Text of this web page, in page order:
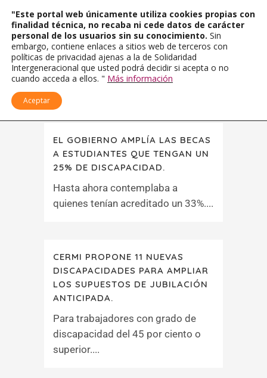
EL GOBIERNO AMPLÍA LAS BECAS
A ESTUDIANTES QUE TENGAN UN
25% DE DISCAPACIDAD.
Hasta ahora contemplaba a
quienes tenían acreditado un 33%....
CERMI PROPONE 11 NUEVAS
DISCAPACIDADES PARA AMPLIAR
LOS SUPUESTOS DE JUBILACIÓN
ANTICIPADA.
Para trabajadores con grado de
discapacidad del 45 por ciento o
superior....
"Este portal web únicamente utiliza cookies propias con
finalidad técnica, no recaba ni cede datos de carácter
personal de los usuarios sin su conocimiento. Sin
embargo, contiene enlaces a sitios web de terceros con
políticas de privacidad ajenas a la de Solidaridad
Intergeneracional que usted podrá decidir si acepta o no
cuando acceda a ellos. " Más información
Aceptar